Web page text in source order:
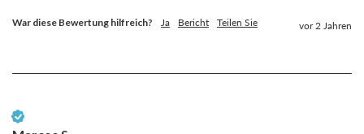
War diese Bewertung hilfreich? Ja Bericht Teilen Sie vor 2 Jahren